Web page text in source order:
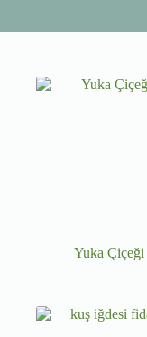
Yuka Çiçeği